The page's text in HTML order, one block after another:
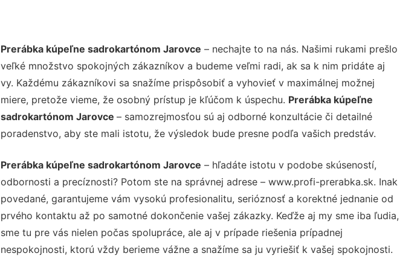
Prerábka kúpeľne sadrokartónom Jarovce – nechajte to na nás. Našimi rukami prešlo
veľké množstvo spokojných zákazníkov a budeme veľmi radi, ak sa k nim pridáte aj
vy. Každému zákazníkovi sa snažíme prispôsobiť a vyhovieť v maximálnej možnej
miere, pretože vieme, že osobný prístup je kľúčom k úspechu. Prerábka kúpeľne
sadrokartónom Jarovce – samozrejmosťou sú aj odborné konzultácie či detailné
poradenstvo, aby ste mali istotu, že výsledok bude presne podľa vašich predstáv.
Prerábka kúpeľne sadrokartónom Jarovce – hľadáte istotu v podobe skúseností,
odbornosti a precíznosti? Potom ste na správnej adrese – www.profi-prerabka.sk. Inak
povedané, garantujeme vám vysokú profesionalitu, serióznosť a korektné jednanie od
prvého kontaktu až po samotné dokončenie vašej zákazky. Keďže aj my sme iba ľudia,
sme tu pre vás nielen počas spolupráce, ale aj v prípade riešenia prípadnej
nespokojnosti, ktorú vždy berieme vážne a snažíme sa ju vyriešiť k vašej spokojnosti.